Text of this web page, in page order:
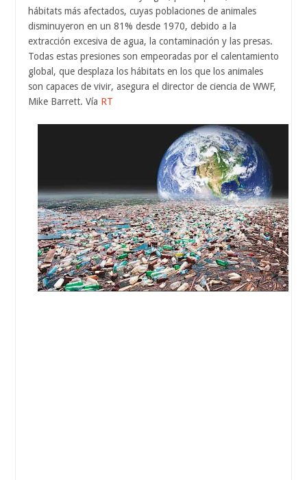
hábitats más afectados, cuyas poblaciones de animales
disminuyeron en un 81% desde 1970, debido a la
extracción excesiva de agua, la contaminación y las presas.
Todas estas presiones son empeoradas por el calentamiento
global, que desplaza los hábitats en los que los animales
son capaces de vivir, asegura el director de ciencia de WWF,
Mike Barrett. Vía RT